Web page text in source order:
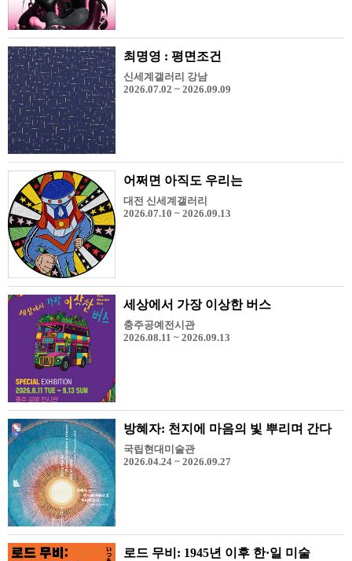
최명영 : 평면조건
신세계갤러리 강남
2026.07.02 ~ 2026.09.09
어쩌면 아직도 우리는
대전 신세계갤러리
2026.07.10 ~ 2026.09.13
세상에서 가장 이상한 버스
충주공예전시관
2026.08.11 ~ 2026.09.13
방혜자: 천지에 마음의 빛 뿌리며 간다
국립현대미술관
2026.04.24 ~ 2026.09.27
로드 무비: 1945년 이후 한·일 미술